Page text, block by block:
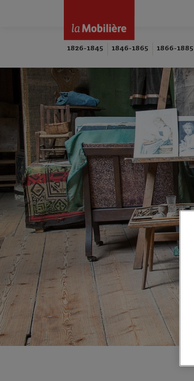
1826-1845 1846-1865 1866-1885